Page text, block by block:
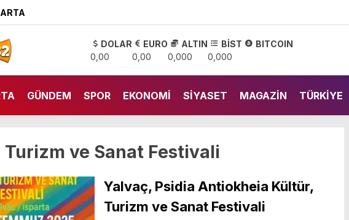
DOLAR
0,00
EURO
0,00
ALTIN
0,000
BİST
0,000
BITCOIN
GÜNDEM SPOR EKONOMI SIYASET MAGAZIN TÜRKIYE
Turizm ve Sanat Festivali
Yalvaç, Psidia Antiokheia Kültür,
Turizm ve Sanat Festivali